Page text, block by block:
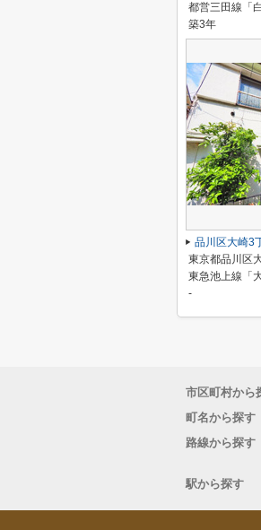
都営三田線「
築3年
品川区大崎3
東京都品川区
東急池上線「
-
市区町村から
町名から探す
路線から探す
駅から探す